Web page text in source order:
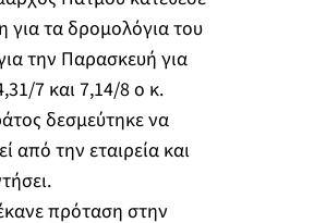
για τα δρομολόγια του
την Παρασκευή για
7 και 7,14/8 ο κ.
δεσμεύτηκε να
από την εταιρεία και
πρόταση στην